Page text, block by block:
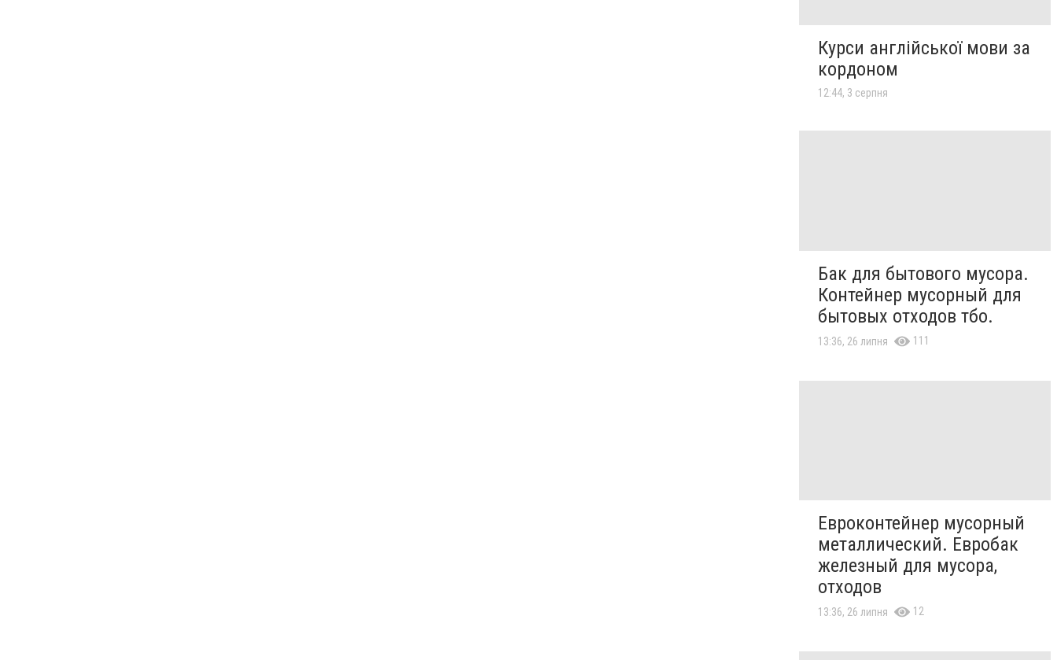
Курси англійської мови за
кордоном
12:44, 3 серпня
Бак для бытового мусора.
Контейнер мусорный для
бытовых отходов тбо.
13:36, 26 липня 111
Евроконтейнер мусорный
металлический. Евробак
железный для мусора,
отходов
13:36, 26 липня 12